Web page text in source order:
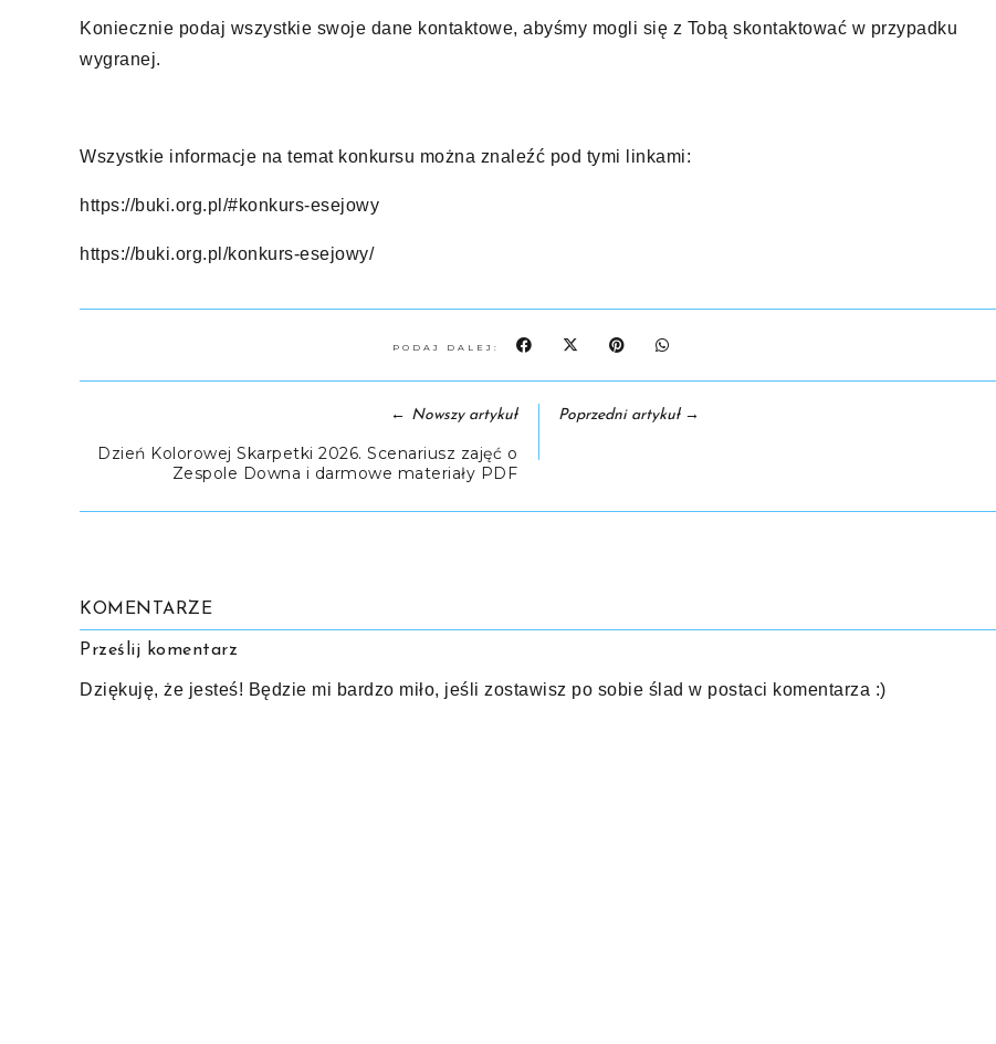
Koniecznie podaj wszystkie swoje dane kontaktowe, abyśmy mogli się z Tobą skontaktować w przypadku
wygranej.
Wszystkie informacje na temat konkursu można znaleźć pod tymi linkami:
https://buki.org.pl/#konkurs-esejowy
https://buki.org.pl/konkurs-esejowy/
PODAJ DALEJ:
← Nowszy artykuł
Dzień Kolorowej Skarpetki 2026. Scenariusz zajęć o
Zespole Downa i darmowe materiały PDF
Poprzedni artykuł→
KOMENTARZE
Prześlij komentarz
Dziękuję, że jesteś! Będzie mi bardzo miło, jeśli zostawisz po sobie ślad w postaci komentarza :)